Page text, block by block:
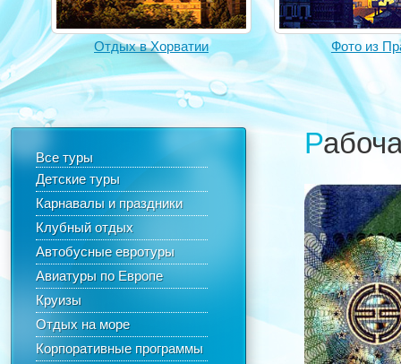
Отдых в Хорватии Фото из
Все туры
Детские туры
Карнавалы и праздники
Клубный отдых
Автобусные евротуры
Авиатуры по Европе
Круизы
Отдых на море
Корпоративные программы